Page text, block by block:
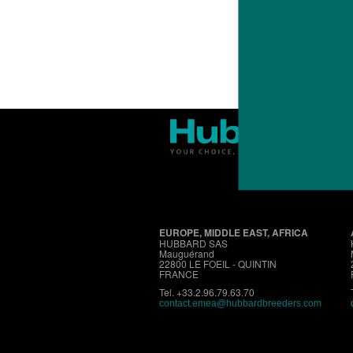
EUROPE, MIDDLE EAST, AFRICA
HUBBARD SAS
Mauguérand
22800 LE FOEIL - QUINTIN
FRANCE
Tel. +33.2.96.79.63.70
contact.emea@hubbardbreeders.com